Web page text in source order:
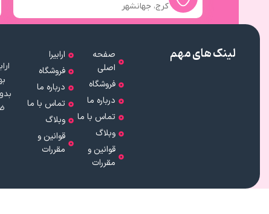
کرج، جهانشهر
لینک های مهم
صفحه
اصلی
فروشگاه
درباره ما
تماس با ما
وبلاگ
قوانین و
مقررات
ارابیرا
فروشگاه
درباره ما
تماس با ما
وبلاگ
قوانین و
مقررات